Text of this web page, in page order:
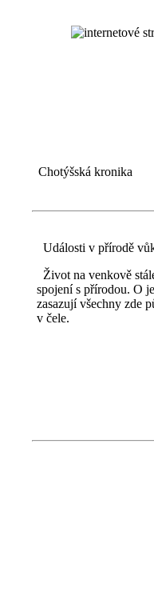
Chotýšská kronika
Události v přírodě
Život na venkově
spojení s přírodou. O
zasazují všechny zde
v čele.